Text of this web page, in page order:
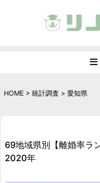
HOME > 統計調査 > 愛知県
69地域県別【離婚率ラ
2020年